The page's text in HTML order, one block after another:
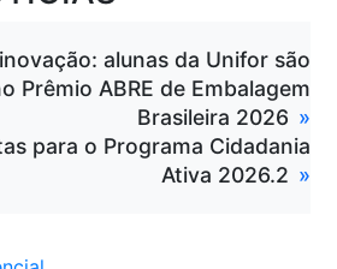
alunas da Unifor são
Prêmio ABRE de Embalagem
Brasileira 2026
para o Programa Cidadania
Ativa 2026.2